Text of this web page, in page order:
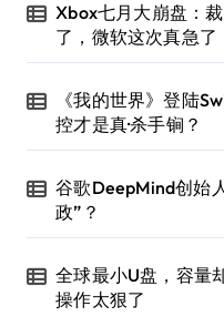
Xbox七月大崩盘：
了，微软这次真急了
《我的世界》登陆
控才是真·杀手锏？
谷歌DeepMind创始
政”？
全球最小U盘，容量
操作太狠了